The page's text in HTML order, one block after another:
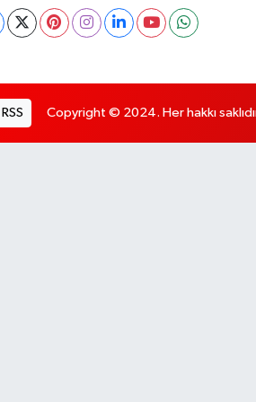
RSS Copyright © 2024. Her hakkı